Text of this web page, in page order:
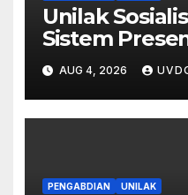
Unilak
Sistem
Berbasis
di SMA Negeri
AUG 4, 2026
PENGABDIAN UNILAK